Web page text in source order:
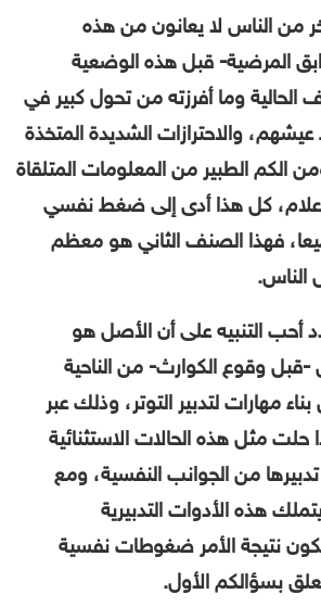
الناس لا يعانون من هذه
المرضية- قبل هذه الوضعية
الحالية وما أفرزته من تحول كبير في
والاحترازات الشديدة المتخذة
الكم الطبير من المعلومات المتلقاة
كل هذا أدى إلى ضغط نفسي
فهذا الصنف الثاني هو معظم
الناس.
التنبيه على أن الأصل هو
-قبل وقوع الكوارث- من الناحية
مهارات لتدبير التوتر، وذلك عبر
حلت مثل هذه الحالات الاستثنائية
من الجوانب النفسية، ومع
هذه الأدوات التدبيرية
نتيجة الأمر ضغوطات نفسية
بسؤالكم الأول.